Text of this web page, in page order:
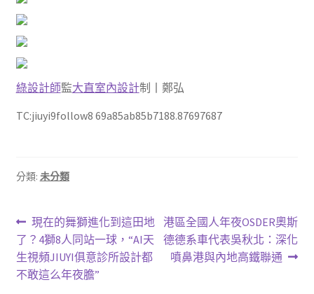
綠設計師監大直室內設計制丨鄭弘
TC:jiuyi9follow8 69a85ab85b7188.87697687
分類: 未分類
文
章
導
上
一
篇
文
現在的舞獅進化到這田地
了？4獅8人同站一球，“AI天
生視頻JIUYI俱意診所設計都
不敢這么年夜膽”
下
一
篇
港區全國人年夜OSDER奧斯
德德系車代表吳秋北：深化
噴鼻港與內地高鐵聯通